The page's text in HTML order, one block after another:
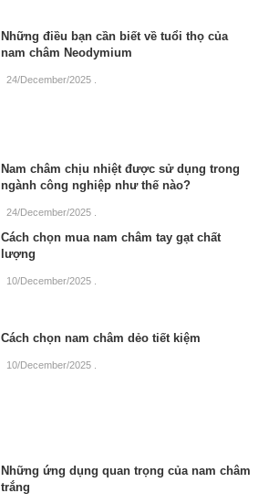
Những điều bạn cần biết về tuổi thọ của
nam châm Neodymium
24/December/2025
Nam châm chịu nhiệt được sử dụng trong
ngành công nghiệp như thế nào?
24/December/2025
Cách chọn mua nam châm tay gạt chất
lượng
10/December/2025
Cách chọn nam châm dẻo tiết kiệm
10/December/2025
Những ứng dụng quan trọng của nam châm
trắng